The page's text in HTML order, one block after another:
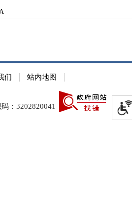
们
站内地图
：3202820041